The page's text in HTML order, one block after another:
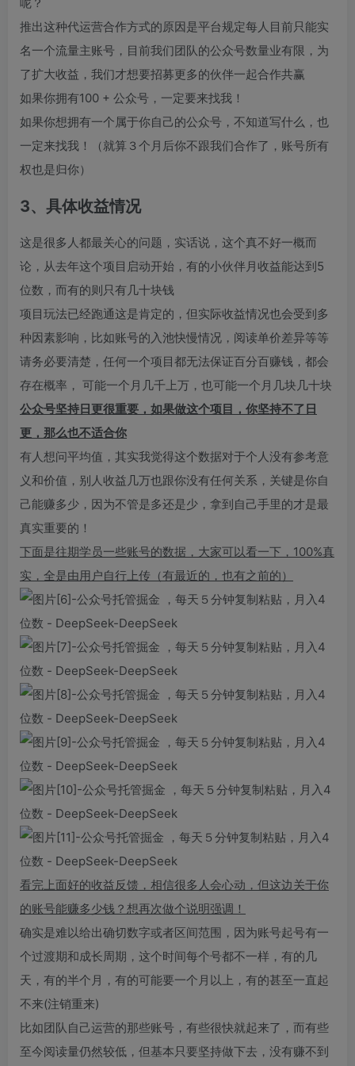
推出这种代运营合作方式的原因是平台规定每人目前只能实
名一个流量主账号，目前我们团队的公众号数量业有限，为
了扩大收益，我们才想要招募更多的伙伴一起合作共赢
如果你拥有100 + 公众号，一定要来找我！
如果你想拥有一个属于你自己的公众号，不知道写什么，也
一定来找我！（就算３个月后你不跟我们合作了，账号所有
权也是归你）
3、具体收益情况
这是很多人都最关心的问题，实话说，这个真不好一概而
论，从去年这个项目启动开始，有的小伙伴月收益能达到5
位数，而有的则只有几十块钱
项目玩法已经跑通这是肯定的，但实际收益情况也会受到多
种因素影响，比如账号的入池快慢情况，阅读单价差异等等
请务必要清楚，任何一个项目都无法保证百分百赚钱，都会
存在概率， 可能一个月几千上万，也可能一个月几块几十块
公众号坚持日更很重要，如果做这个项目，你坚持不了日
更，那么也不适合你
有人想问平均值，其实我觉得这个数据对于个人没有参考意
义和价值，别人收益几万也跟你没有任何关系，关键是你自
己能赚多少，因为不管是多还是少，拿到自己手里的才是最
真实重要的！
下面是往期学员一些账号的数据，大家可以看一下，100%真
实，全是由用户自行上传（有最近的，也有之前的）
看完上面好的收益反馈，相信很多人会心动，但这边关于你
的账号能赚多少钱？想再次做个说明强调！
确实是难以给出确切数字或者区间范围，因为账号起号有一
个过渡期和成长周期，这个时间每个号都不一样，有的几
天，有的半个月，有的可能要一个月以上，有的甚至一直起
不来(注销重来)
比如团队自己运营的那些账号，有些很快就起来了，而有些
至今阅读量仍然较低，但基本只要坚持做下去，没有赚不到